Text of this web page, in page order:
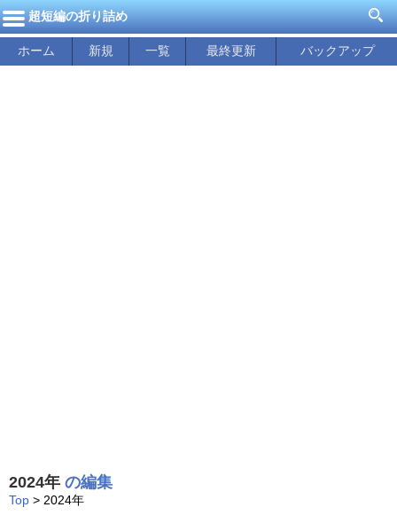
超短編の折り詰め
ホーム 新規 一覧 最終更新 バックアップ
2024年 の編集
Top > 2024年